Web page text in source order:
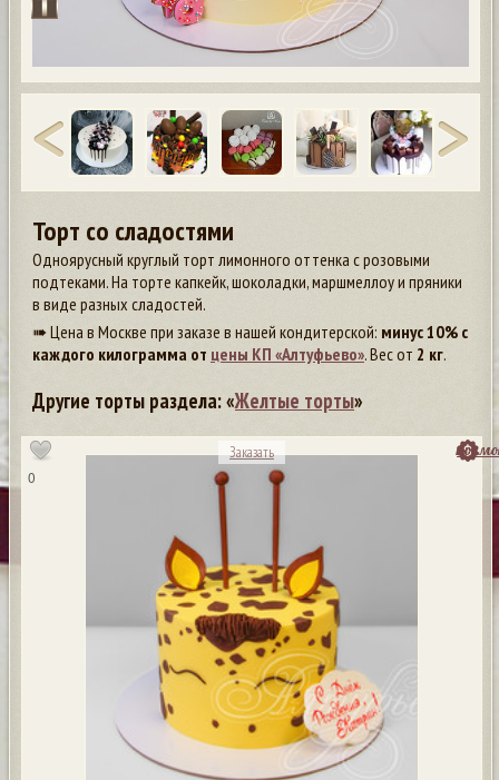
Торт со сладостями
Одноярусный круглый торт лимонного оттенка с розовыми
подтеками. На торте капкейк, шоколадки, маршмеллоу и пряники
в виде разных сладостей.
➠ Цена в Москве при заказе в нашей кондитерской: минус 10% с
каждого килограмма от цены КП «Алтуфьево». Вес от 2 кг.
Другие торты раздела: «Желтые торты»
0
Заказать